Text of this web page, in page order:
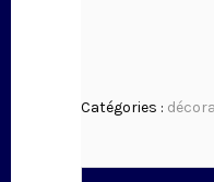
Catégories :